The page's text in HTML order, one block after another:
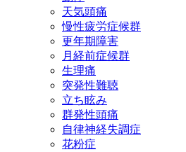
天気頭痛
慢性疲労症候群
更年期障害
月経前症候群
生理痛
突発性難聴
立ち眩み
群発性頭痛
自律神経失調症
花粉症